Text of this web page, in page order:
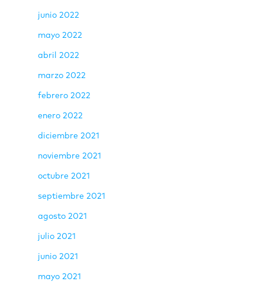
junio 2022
mayo 2022
abril 2022
marzo 2022
febrero 2022
enero 2022
diciembre 2021
noviembre 2021
octubre 2021
septiembre 2021
agosto 2021
julio 2021
junio 2021
mayo 2021